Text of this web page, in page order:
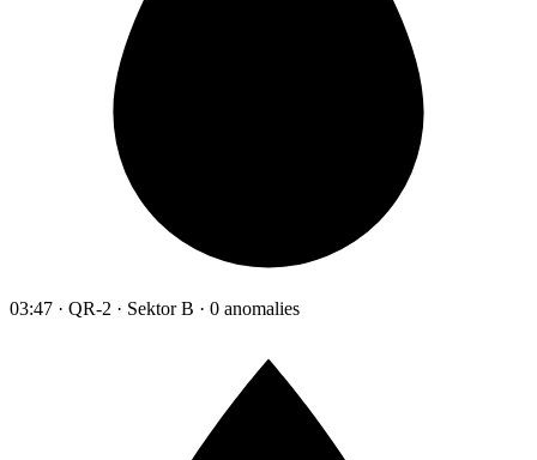
03:47 · QR-2 · Sektor B · 0 anomalies